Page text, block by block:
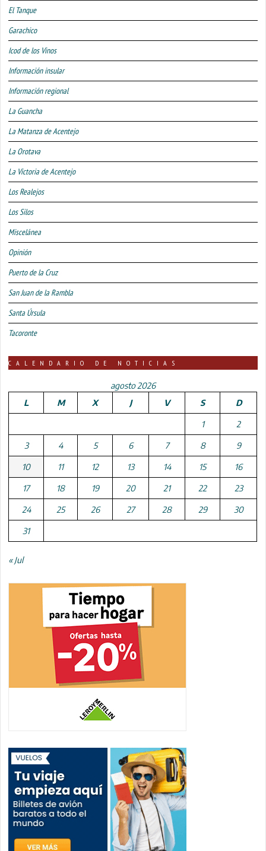
El Tanque
Garachico
Icod de los Vinos
Información insular
Información regional
La Guancha
La Matanza de Acentejo
La Orotava
La Victoria de Acentejo
Los Realejos
Los Silos
Miscelánea
Opinión
Puerto de la Cruz
San Juan de la Rambla
Santa Úrsula
Tacoronte
CALENDARIO DE NOTICIAS
agosto 2026
L
M X J V S D
1 2
3 4 5 6 7 8 9
10 11 12 13 14 15 16
17 18 19 20 21 22 23
24 25 26 27 28 29 30
31
« Jul